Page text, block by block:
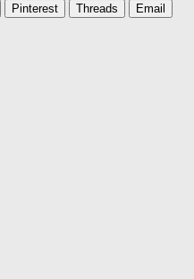
Pinterest Threads Email